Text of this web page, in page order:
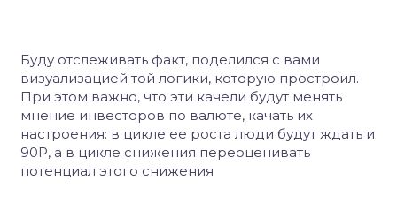
Буду отслеживать факт, поделился с вами
визуализацией той логики, которую простроил.
При этом важно, что эти качели будут менять
мнение инвесторов по валюте, качать их
настроения: в цикле ее роста люди будут ждать и
90Р, а в цикле снижения переоценивать
потенциал этого снижения